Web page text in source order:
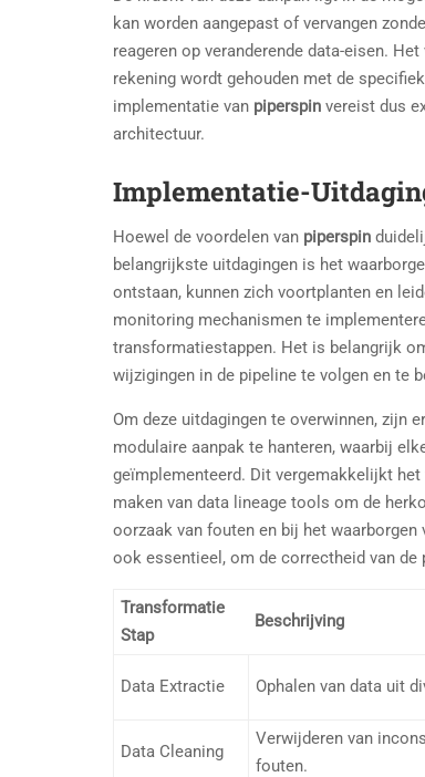
kan worden aangepast of vervangen
reageren op veranderende data-eisen.
rekening wordt gehouden met de
implementatie van piperspin vereist dus
architectuur.
Implementatie-
Hoewel de voordelen van piperspin
belangrijkste uitdagingen is het
ontstaan, kunnen zich voortplanten en
monitoring mechanismen te
transformatiestappen. Het is belangrijk
wijzigingen in de pipeline te volgen en te
Om deze uitdagingen te overwinnen, zijn
modulaire aanpak te hanteren, waarbij
geïmplementeerd. Dit vergemakkelijkt
maken van data lineage tools om de
oorzaak van fouten en bij het
ook essentieel, om de correctheid van de
Transformatie
Stap
Beschrijving
Data Extractie Ophalen van data uit
Data Cleaning
Verwijderen van
fouten.